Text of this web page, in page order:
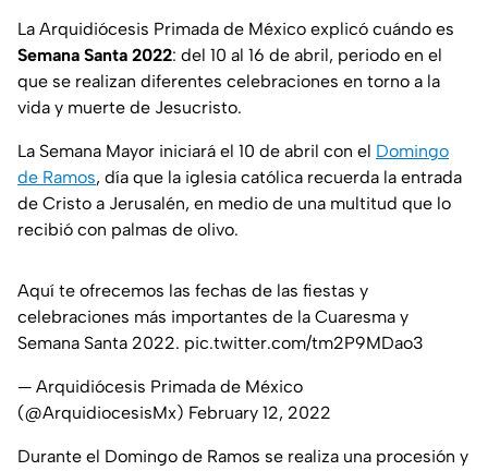
La Arquidiócesis Primada de México explicó cuándo es
Semana Santa 2022: del 10 al 16 de abril, periodo en el
que se realizan diferentes celebraciones en torno a la
vida y muerte de Jesucristo.
La Semana Mayor iniciará el 10 de abril con el Domingo
de Ramos, día que la iglesia católica recuerda la entrada
de Cristo a Jerusalén, en medio de una multitud que lo
recibió con palmas de olivo.
Aquí te ofrecemos las fechas de las fiestas y
celebraciones más importantes de la Cuaresma y
Semana Santa 2022. pic.twitter.com/tm2P9MDao3
— Arquidiócesis Primada de México
(@ArquidiocesisMx) February 12, 2022
Durante el Domingo de Ramos se realiza una procesión y